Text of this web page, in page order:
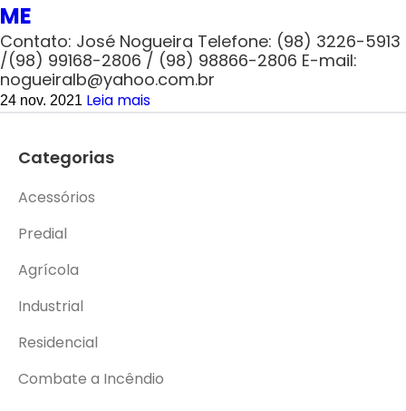
ME
Contato: José Nogueira Telefone: (98) 3226-5913
/(98) 99168-2806 / (98) 98866-2806 E-mail:
nogueiralb@yahoo.com.br
24 nov. 2021 Leia mais
Categorias
Acessórios
Predial
Agrícola
Industrial
Residencial
Combate a Incêndio